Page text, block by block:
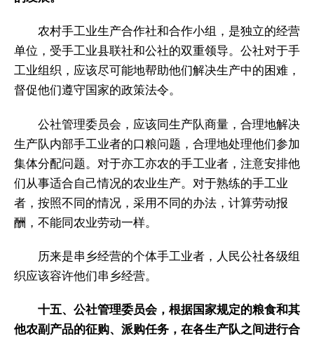
农村手工业生产合作社和合作小组，是独立的经营
单位，受手工业县联社和公社的双重领导。公社对于手
工业组织，应该尽可能地帮助他们解决生产中的困难，
督促他们遵守国家的政策法令。
公社管理委员会，应该同生产队商量，合理地解决
生产队内部手工业者的口粮问题，合理地处理他们参加
集体分配问题。对于亦工亦农的手工业者，注意安排他
们从事适合自己情况的农业生产。对于熟练的手工业
者，按照不同的情况，采用不同的办法，计算劳动报
酬，不能同农业劳动一样。
历来是串乡经营的个体手工业者，人民公社各级组
织应该容许他们串乡经营。
十五、公社管理委员会，根据国家规定的粮食和其
他农副产品的征购、派购任务，在各生产队之间进行合